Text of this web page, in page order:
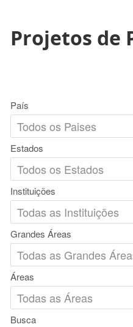
Projetos de
País
Estados
Instituições
Grandes Áreas
Áreas
Busca